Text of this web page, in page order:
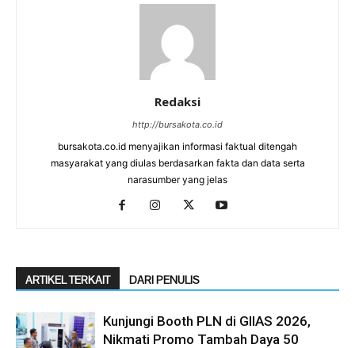
Redaksi
http://bursakota.co.id
bursakota.co.id menyajikan informasi faktual ditengah
masyarakat yang diulas berdasarkan fakta dan data serta
narasumber yang jelas
ARTIKEL TERKAIT DARI PENULIS
Kunjungi Booth PLN di GIIAS 2026,
Nikmati Promo Tambah Daya 50